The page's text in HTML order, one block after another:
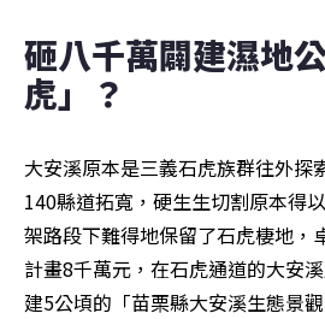
砸八千萬闢建濕地
虎」？
大安溪原本是三義石虎族群往外探
140縣道拓寬，硬生生切割原本得
架路段下難得地保留了石虎棲地，
計畫8千萬元，在石虎通道的大安
建5公頃的「苗栗縣大安溪生態景